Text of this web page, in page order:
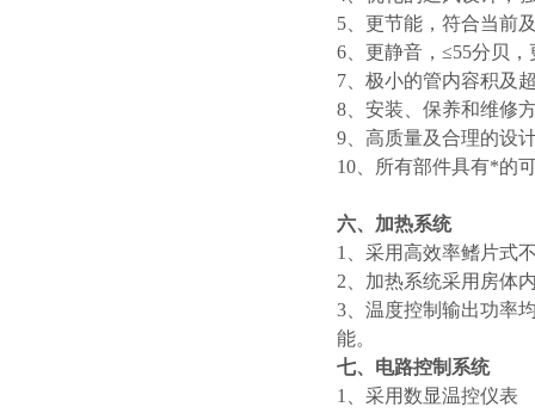
5、 更节能，符合当前
6、 更静音，≤55分贝
7、 极小的管内容积及
8、 安装、保养和维修
9、 高质量及合理的设
10、
所有部件具有*的
六、加热系统
1、 采用高效率鳍片式
2、 加热系统采用房体
3、 温度控制输出功率
能。
七、电路控制系统
1、 采用数显温控仪表